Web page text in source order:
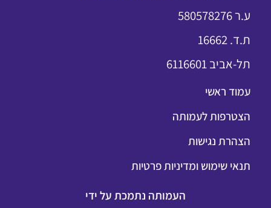
ע.ר 580578276
ת.ד. 16662
תל-אביב 6116601
עמוד ראשי
הצטרפות לעמותה
הצהרת נגישות
תנאי שימוש ומדיניות פרטיות
העמותה נתמכת על ידי